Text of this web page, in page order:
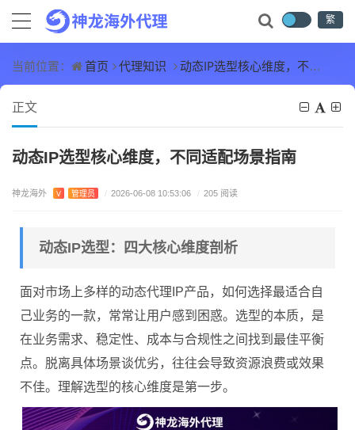
繁
当前位置： 首页 代理知识 动态IP选型核心维度，不同适配场景指南
正文
动态IP选型核心维度，不同适配场景指南
神龙海外 V 管理员 / 2026-06-08 10:53:06 / 205 阅读
动态IP选型：四大核心维度剖析
面对市场上多样的动态代理IP产品，如何选择最适合自
己业务的一款，常常让用户感到困惑。选型的本质，是
在业务需求、稳定性、成本与合规性之间找到最佳平衡
点。脱离具体场景谈优劣，往往会导致资源浪费或效果
不佳。理解选型的核心维度是第一步。